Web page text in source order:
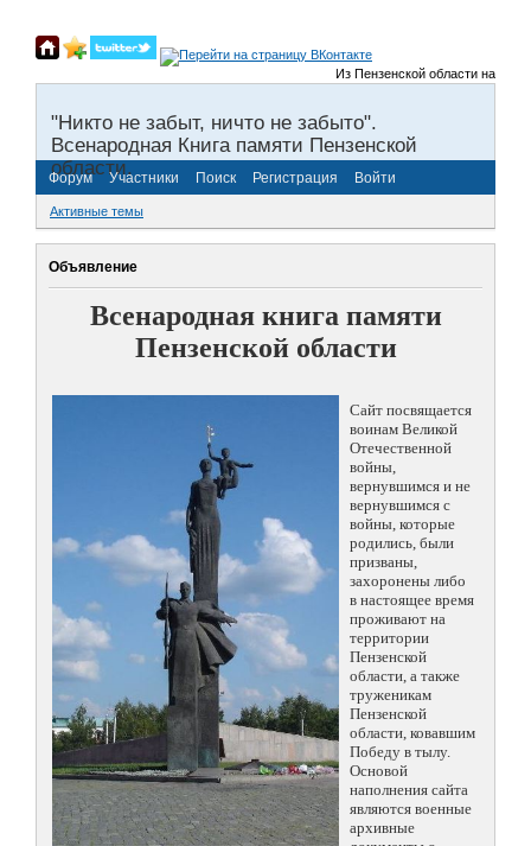
Из Пензенской области на
"Никто не забыт, ничто не забыто".
Всенародная Книга памяти Пензенской
области.
Форум Участники Поиск Регистрация Войти
Активные темы
Объявление
Всенародная книга памяти
Пензенской области
Сайт посвящается
воинам Великой
Отечественной
войны,
вернувшимся и не
вернувшимся с
войны, которые
родились, были
призваны,
захоронены либо
в настоящее время
проживают на
территории
Пензенской
области, а также
труженикам
Пензенской
области, ковавшим
Победу в тылу.
Основой
наполнения сайта
являются военные
архивные